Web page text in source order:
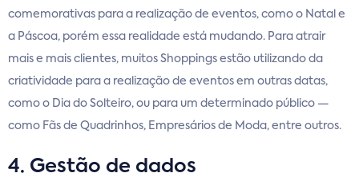
comemorativas para a realização de eventos, como o Natal e
a Páscoa, porém essa realidade está mudando. Para atrair
mais e mais clientes, muitos Shoppings estão utilizando da
criatividade para a realização de eventos em outras datas,
como o Dia do Solteiro, ou para um determinado público —
como Fãs de Quadrinhos, Empresários de Moda, entre outros.
4. Gestão de dados